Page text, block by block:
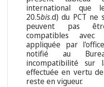
international que
20.5bis.d) du PCT ne
peuvent pas
compatibles
appliquée par
notifié au
incompatibilité sur
effectuée en vertu
reste en vigueur.